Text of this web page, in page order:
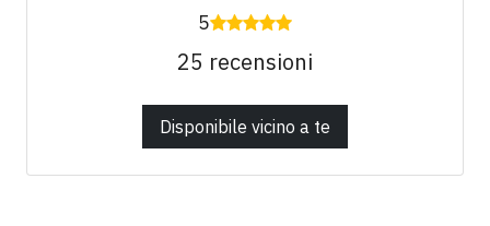
5
25 recensioni
Disponibile vicino a te